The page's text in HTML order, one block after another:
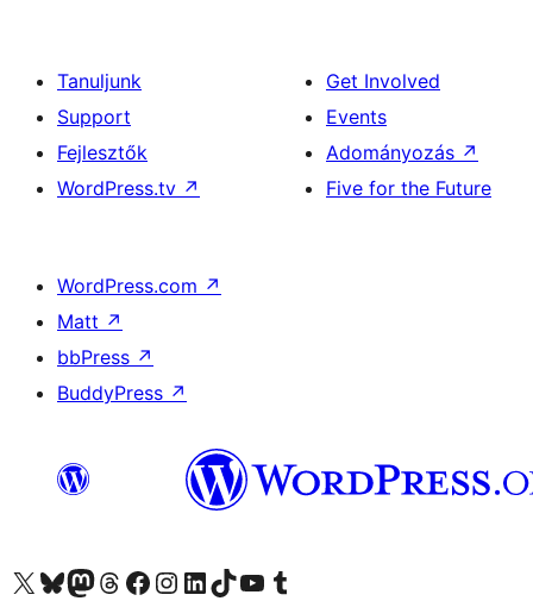
Tanuljunk
Support
Fejlesztők
WordPress.tv ↗
Get Involved
Events
Adományozás ↗
Five for the Future
WordPress.com ↗
Matt ↗
bbPress ↗
BuddyPress ↗
Visit our X (formerly Twitter) account
Visit our Bluesky account
Twitter csatornánk
Visit our Threads account
Facebook oldalunk megtekintése
Visit our Instagram account
Visit our LinkedIn account
Visit our TikTok account
Visit our YouTube channel
Visit our Tumblr account